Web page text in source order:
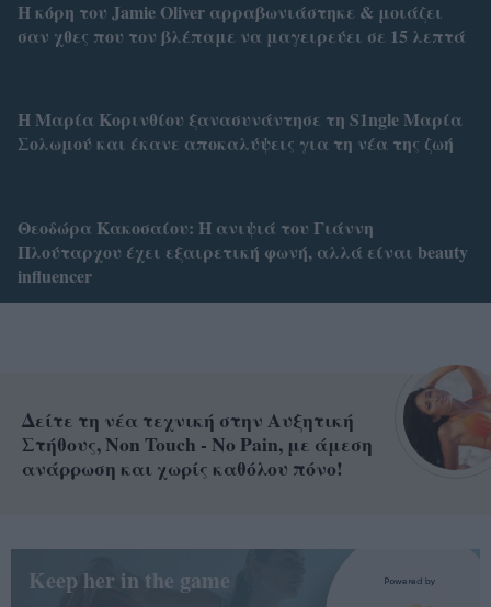
Η κόρη του Jamie Oliver αρραβωνιάστηκε & μοιάζει
σαν χθες που τον βλέπαμε να μαγειρεύει σε 15 λεπτά
Η Μαρία Κορινθίου ξανασυνάντησε τη S1ngle Μαρία
Σολωμού και έκανε αποκαλύψεις για τη νέα της ζωή
Θεοδώρα Κακοσαίου: Η ανιψιά του Γιάννη
Πλούταρχου έχει εξαιρετική φωνή, αλλά είναι beauty
influencer
Δείτε τη νέα τεχνική στην Αυξητική
Στήθους, Non Touch - No Pain, με άμεση
ανάρρωση και χωρίς καθόλου πόνο!
Keep her in the game